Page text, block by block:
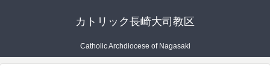
カトリック長崎大司教区
Catholic Archdiocese of Nagasaki